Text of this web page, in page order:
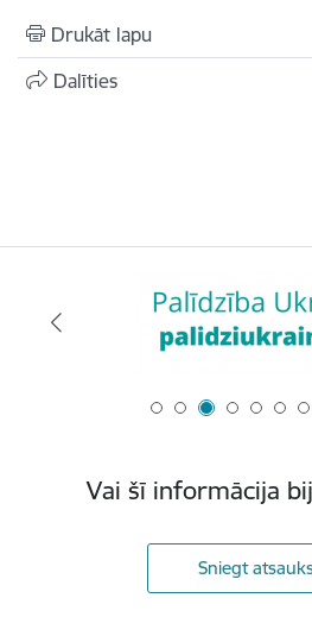
Drukāt lapu
Dalīties
Vai šī informācija
Sniegt